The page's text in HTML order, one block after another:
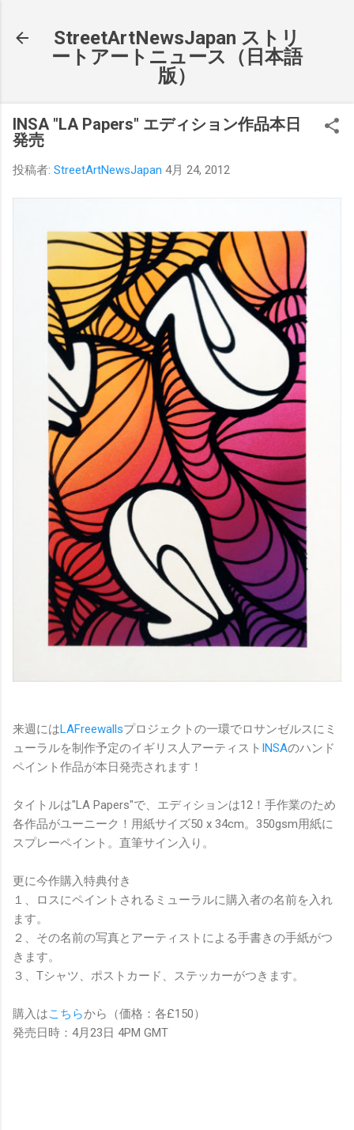
StreetArtNewsJapan ストリ
ートアートニュース（日本語
版）
INSA "LA Papers" エディション作品本日
発売
投稿者: StreetArtNewsJapan 4月 24, 2012
来週にはLAFreewallsプロジェクトの一環でロサンゼルスにミ
ューラルを制作予定のイギリス人アーティスト INSAのハンド
ペイント作品が本日発売されます！
タイトルは"LA Papers"で、エディションは12！手作業のため
各作品がユーニーク！用紙サイズ50 x 34cm。350gsm用紙に
スプレーペイント。直筆サイン入り。
更に今作購入特典付き
１、ロスにペイントされるミューラルに購入者の名前を入れ
ます。
２、その名前の写真とアーティストによる手書きの手紙がつ
きます。
３、Tシャツ、ポストカード、ステッカーがつきます。
購入はこちらから（価格：各£150）
発売日時：4月23日 4PM GMT